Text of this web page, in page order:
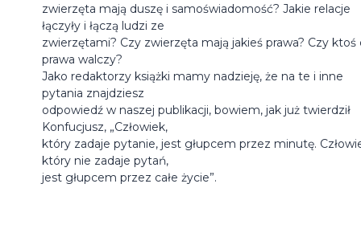
zwierzęta mają duszę i samoświadomość? Jakie relacje
łączyły i łączą ludzi ze
zwierzętami? Czy zwierzęta mają jakieś prawa? Czy ktoś
prawa walczy?
Jako redaktorzy książki mamy nadzieję, że na te i inne
pytania znajdziesz
odpowiedź w naszej publikacji, bowiem, jak już twierdził
Konfucjusz, „Człowiek,
który zadaje pytanie, jest głupcem przez minutę.
który nie zadaje pytań,
jest głupcem przez całe życie”.